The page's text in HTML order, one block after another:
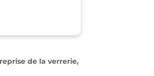
de la verrerie,